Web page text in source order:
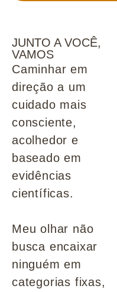
JUNTO A VOCÊ,
VAMOS
Caminhar em
direção a um
cuidado mais
consciente,
acolhedor e
baseado em
evidências
científicas.
Meu olhar não
busca encaixar
ninguém em
categorias fixas,